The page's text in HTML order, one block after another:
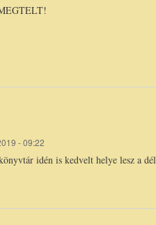
- 09:22
idén is kedvelt helye lesz a